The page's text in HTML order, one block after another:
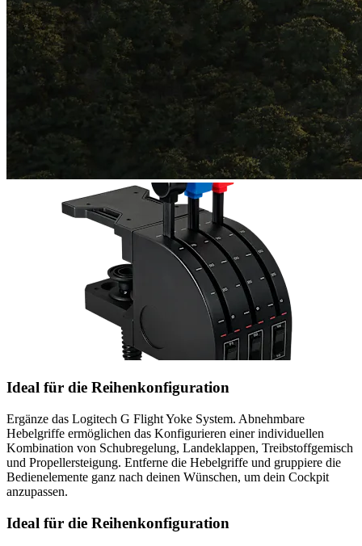
Ideal für die Reihenkonfiguration
Ergänze das Logitech G Flight Yoke System. Abnehmbare
Hebelgriffe ermöglichen das Konfigurieren einer individuellen
Kombination von Schubregelung, Landeklappen, Treibstoffgemisch
und Propellersteigung. Entferne die Hebelgriffe und gruppiere die
Bedienelemente ganz nach deinen Wünschen, um dein Cockpit
anzupassen.
Ideal für die Reihenkonfiguration